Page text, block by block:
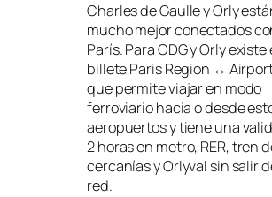
Charles de Gaulle y Orly
mucho mejor conectados
París. Para CDG y Orly existe
billete Paris Region ↔
que permite viajar en modo
ferroviario hacia o desde
aeropuertos y tiene una
2 horas en metro, RER, tren
cercanías y Orlyval sin salir
red.